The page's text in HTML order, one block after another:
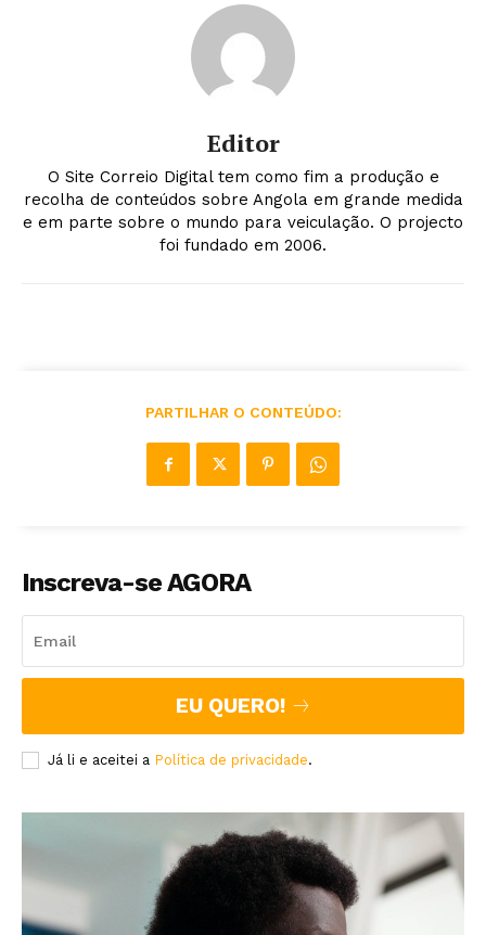
Editor
O Site Correio Digital tem como fim a produção e
recolha de conteúdos sobre Angola em grande medida
e em parte sobre o mundo para veiculação. O projecto
foi fundado em 2006.
PARTILHAR O CONTEÚDO:
Inscreva-se AGORA
EU QUERO!
Já li e aceitei a Política de privacidade.